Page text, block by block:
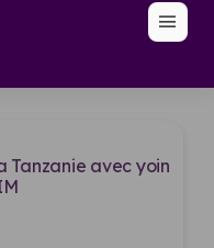
menu
Tanzanie avec yoin